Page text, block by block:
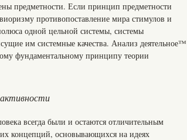
предметности. Если принцип предметности
противопоставление мира стимулов и
одной цельной системы, системы
им системные качества. Анализ деятельное™
фундаментальному принципу теории
всегда были и остаются отличительным
концепций, основывающихся на идеях